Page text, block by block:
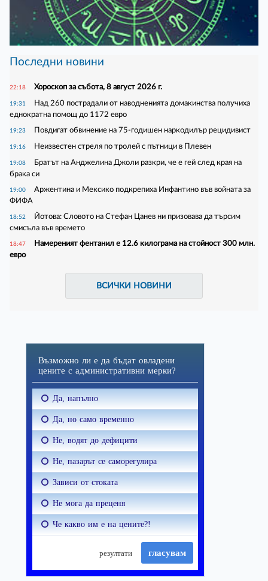
Последни новини
22:18 Хороскоп за събота, 8 август 2026 г.
19:31
Над 260 пострадали от наводненията домакинства получиха
еднократна помощ до 1172 евро
19:23 Повдигат обвинение на 75-годишен наркодилър рецидивист
19:16 Неизвестен стреля по тролей с пътници в Плевен
19:08
Братът на Анджелина Джоли разкри, че е гей след края на
брака си
19:00
Аржентина и Мексико подкрепиха Инфантино във войната за
ФИФА
18:52
Йотова: Словото на Стефан Цанев ни призовава да търсим
смисъла във времето
18:47
Намереният фентанил е 12.6 килограма на стойност 300 млн.
евро
ВСИЧКИ НОВИНИ